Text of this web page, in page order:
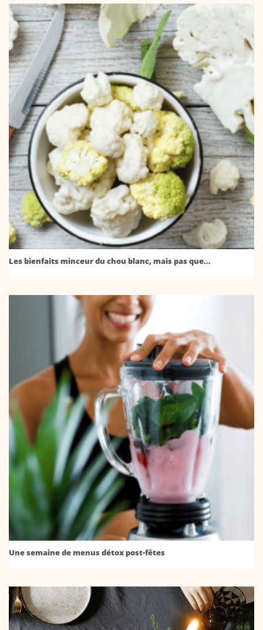
Les bienfaits minceur du chou blanc, mais pas que…
Une semaine de menus détox post-fêtes